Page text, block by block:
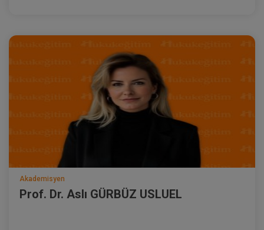
Akademisyen
Prof. Dr. Aslı GÜRBÜZ USLUEL